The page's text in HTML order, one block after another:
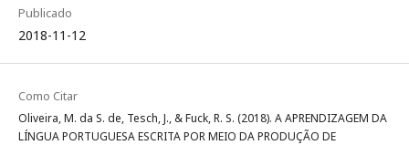
Publicado
2018-11-12
Como Citar
Oliveira, M. da S. de, Tesch, J., & Fuck, R. S. (2018). A APRENDIZAGEM DA
LÍNGUA PORTUGUESA ESCRITA POR MEIO DA PRODUÇÃO DE